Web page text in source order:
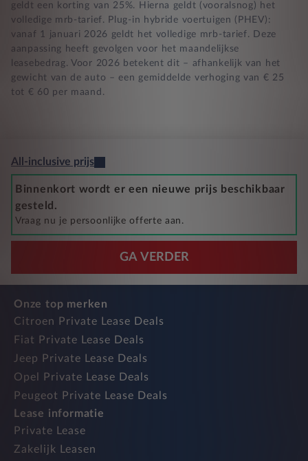
geldt een korting van 25%. Hierna geldt (vooralsnog) het
volledige mrb-tarief. Plug-in hybride voertuigen (PHEV):
vanaf 1 januari 2026 geldt het volledige mrb-tarief. Deze
aanpassing heeft gevolgen voor het maandelijkse
leasebedrag. Voor 2026 betekent dit – afhankelijk van het
gewicht van de auto – een gemiddelde verhoging van € 25
tot € 60 per maand.
All-inclusive prijs
Binnenkort wordt er een nieuwe prijs beschikbaar
gesteld.
Vraag nu je persoonlijke offerte aan.
GA VERDER
Onze top merken
Citroen Private Lease Deals
Fiat Private Lease Deals
Jeep Private Lease Deals
Opel Private Lease Deals
Peugeot Private Lease Deals
Lease informatie
Private Lease
Zakelijk Leasen